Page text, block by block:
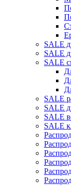
SALE
SALE
SALE
SALE
SALE
SALE
SALE